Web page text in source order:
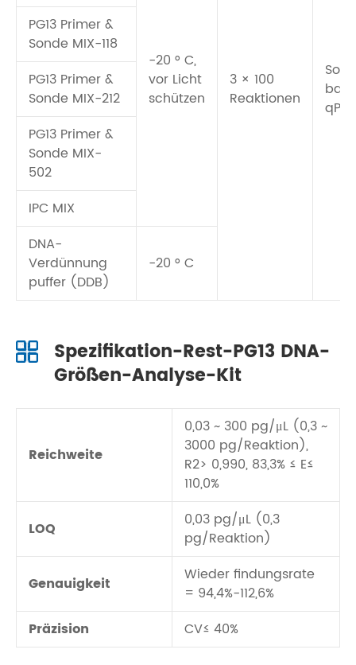
3 × 100
Reaktionen
-20 ° C,
vor Licht
schützen
PG13 Primer &
Sonde MIX-118
PG13 Primer &
Sonde MIX-212
PG13 Primer &
Sonde MIX-
502
IPC MIX
DNA-
Verdünnung
puffer (DDB)
-20 ° C
Spezifikation-Rest-PG13 DNA-
Größen-Analyse-Kit
Reichweite
0,03 ~ 300 pg/μL (0,3 ~
3000 pg/Reaktion),
R2> 0,990, 83,3% ≤ E≤
110,0%
LOQ
0,03 pg/μL (0,3
pg/Reaktion)
Genauigkeit
Wieder findungsrate
= 94,4%-112,6%
Präzision
CV≤ 40%